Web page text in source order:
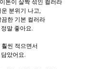
톤이 살짝 섞인 컬러라
분위기 나고,
한 기본 컬러라
말 좋아요.
씬 적으면서
았어요.